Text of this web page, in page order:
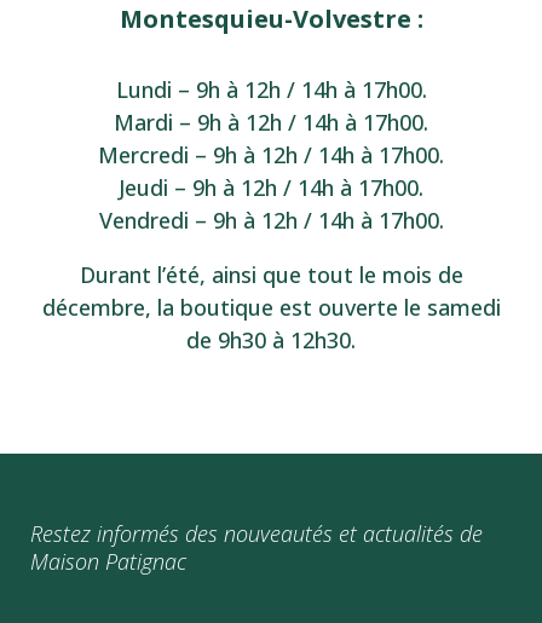
Montesquieu-Volvestre :
Lundi – 9h à 12h / 14h à 17h00.
Mardi – 9h à 12h / 14h à 17h00.
Mercredi – 9h à 12h / 14h à 17h00.
Jeudi – 9h à 12h / 14h à 17h00.
Vendredi – 9h à 12h / 14h à 17h00.
Durant l’été, ainsi que tout le mois de
décembre, la boutique est ouverte le samedi
de 9h30 à 12h30.
Restez informés des nouveautés et actualités de
Maison Patignac